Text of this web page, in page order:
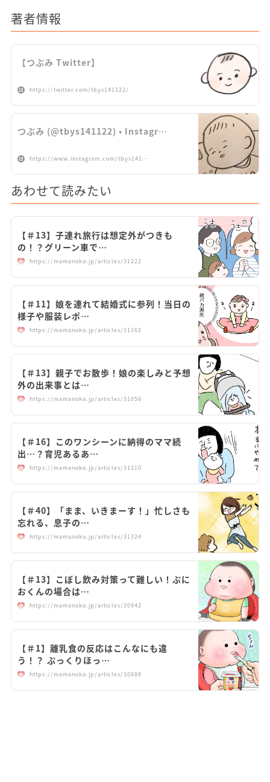
著者情報
【つぶみ Twitter】
https://twitter.com/tbys141122/
つぶみ (@tbys141122) • Instagr…
https://www.instagram.com/tbys141…
あわせて読みたい
【＃13】子連れ旅行は想定外がつきも
の！？グリーン車で…
https://mamanoko.jp/articles/31222
【＃11】娘を連れて結婚式に参列！当日の
様子や服装レポ…
https://mamanoko.jp/articles/31162
【＃13】親子でお散歩！娘の楽しみと予想
外の出来事とは…
https://mamanoko.jp/articles/31056
【＃16】このワンシーンに納得のママ続
出…？育児あるあ…
https://mamanoko.jp/articles/31210
【＃40】「まま、いきまーす！」忙しさも
忘れる、息子の…
https://mamanoko.jp/articles/31324
【＃13】こぼし飲み対策って難しい！ぷに
おくんの場合は…
https://mamanoko.jp/articles/30942
【＃1】離乳食の反応はこんなにも違
う！？ ぷっくりほっ…
https://mamanoko.jp/articles/30689